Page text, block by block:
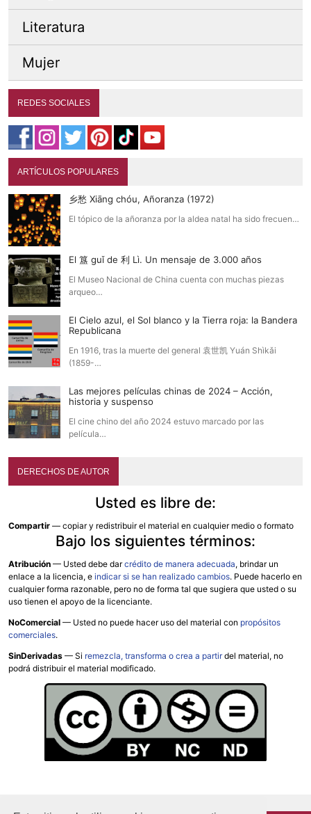
Literatura
Mujer
REDES SOCIALES
ARTÍCULOS POPULARES
乡愁 Xiāng chóu, Añoranza (1972)
El tópico de la añoranza por la aldea natal ha sido frecuen…
El 簋 guǐ de 利 Lì. Un mensaje de 3.000 años
El Museo Nacional de China cuenta con muchas piezas
arqueo…
El Cielo azul, el Sol blanco y la Tierra roja: la Bandera
Republicana
En 1916, tras la muerte del general 袁世凯 Yuán Shìkǎi
(1859-…
Las mejores películas chinas de 2024 – Acción,
historia y suspenso
El cine chino del año 2024 estuvo marcado por las
película…
DERECHOS DE AUTOR
Usted es libre de:
Compartir — copiar y redistribuir el material en cualquier medio o formato
Bajo los siguientes términos:
Atribución — Usted debe darcrédito de manera adecuada, brindar un
enlace a la licencia, e indicar si se han realizado cambios. Puede hacerlo en
cualquier forma razonable, pero no de forma tal que sugiera que usted o su
uso tienen el apoyo de la licenciante.
NoComercial — Usted no puede hacer uso del material con propósitos
comerciales.
SinDerivadas — Si remezcla, transforma o crea a partirdel material, no
podrá distribuir el material modificado.